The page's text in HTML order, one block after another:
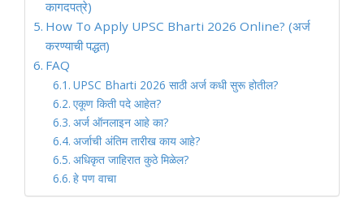
कागदपत्रे)
How To Apply UPSC Bharti 2026 Online? (अर्ज
करण्याची पद्धत)
FAQ
UPSC Bharti 2026 साठी अर्ज कधी सुरू होतील?
एकूण किती पदे आहेत?
अर्ज ऑनलाइन आहे का?
अर्जाची अंतिम तारीख काय आहे?
अधिकृत जाहिरात कुठे मिळेल?
हे पण वाचा